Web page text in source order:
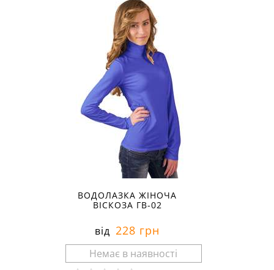
ВОДОЛАЗКА ЖІНОЧА
ВІСКОЗА ГВ-02
від 228 грн